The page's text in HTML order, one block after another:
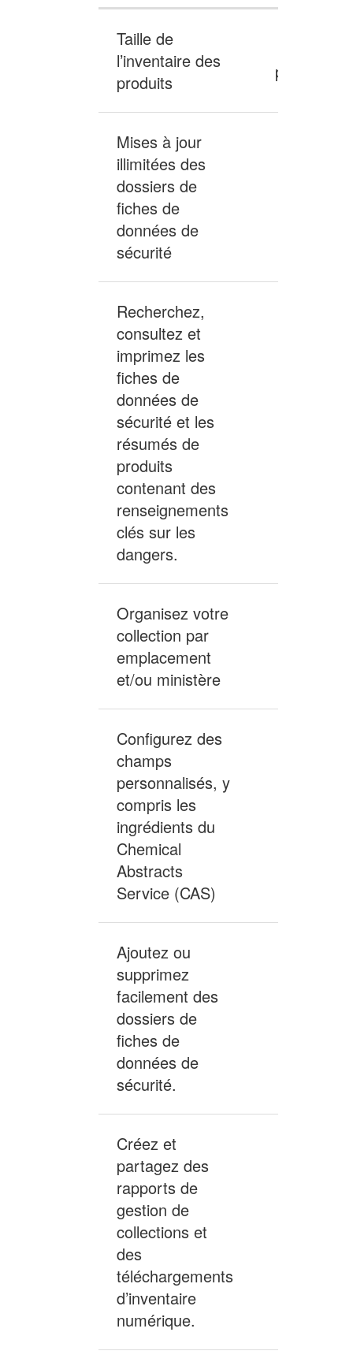
comparatif
des
plans
de
CANManage
des
plans
adaptés
de
CANManage
Taille de
l’inventaire des
produits
produits
Mises à jour
illimitées des
dossiers de
fiches de
données de
sécurité
Recherchez,
consultez et
imprimez les
fiches de
données de
sécurité et les
résumés de
produits
contenant des
renseignements
clés sur les
dangers.
Organisez votre
collection par
emplacement
et/ou ministère
Configurez des
champs
personnalisés, y
compris les
ingrédients du
Chemical
Abstracts
Service (CAS)
Ajoutez ou
supprimez
facilement des
dossiers de
fiches de
données de
sécurité.
Créez et
partagez des
rapports de
gestion de
collections et
des
téléchargements
d’inventaire
numérique.